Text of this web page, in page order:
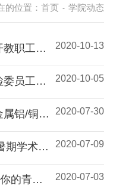
的位置： 首页 - 学院动态
职工理
2020-10-13
员工作
2020-10-05
属铝/铜再
制技
会顺利
2020-07-30
期学术夏
2020-07-09
的青春
2020-07-03